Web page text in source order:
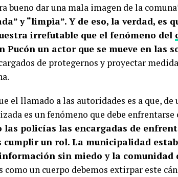
bueno dar una mala imagen de la
y “limpìa”. Y de eso, la verdad, es
irrefutable que el fenómeno del
Pucón un actor que se mueve en las
de protegernos y proyectar
el llamado a las autoridades es a que,
es un fenómeno que debe
las policías las encargadas de
cumplir un rol. La municipalidad
sin miedo y la
como un cuerpo debemos extirpar este